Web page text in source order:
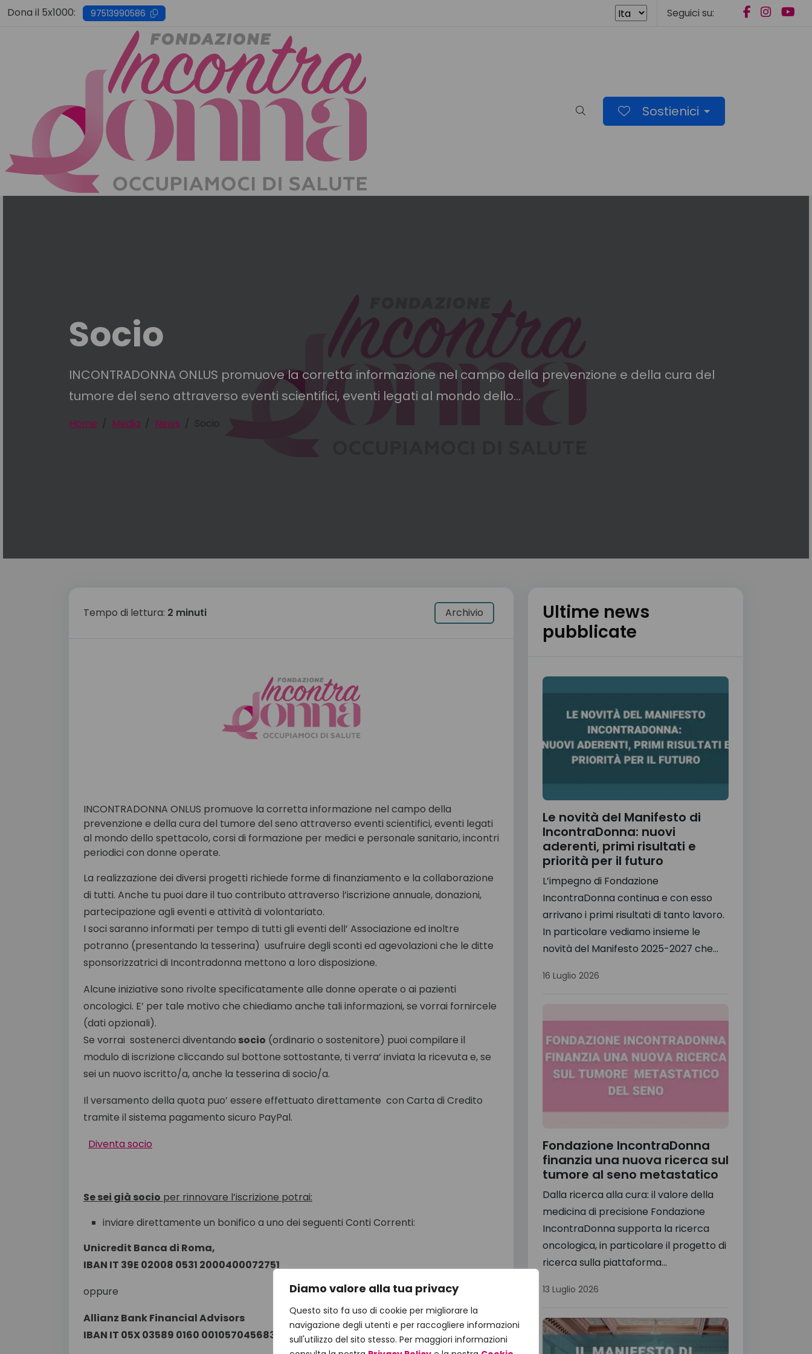
Diamo valore alla tua privacy
Questo sito fa uso di cookie per migliorare la
navigazione degli utenti e per raccogliere informazioni
sull'utilizzo del sito stesso. Per maggiori informazioni
Skip
Dona il 5x1000: 97513990586 Seguici su:
Cerca nel sito
Sostienici
Socio
INCONTRADONNA ONLUS promuove la corretta informazione nel campo della prevenzione e della cura del
tumore del seno attraverso eventi scientifici, eventi legati al mondo dello...
Home Media News Socio
Tempo di lettura: 2 minuti Archivio
INCONTRADONNA ONLUS promuove la corretta informazione nel campo della
prevenzione e della cura del tumore del seno attraverso eventi scientifici, eventi legati
al mondo dello spettacolo, corsi di formazione per medici e personale sanitario, incontri
periodici con donne operate.
La realizzazione dei diversi progetti richiede forme di finanziamento e la collaborazione
di tutti. Anche tu puoi dare il tuo contributo attraverso l’iscrizione annuale, donazioni,
partecipazione agli eventi e attività di volontariato.
I soci saranno informati per tempo di tutti gli eventi dell’ Associazione ed inoltre
potranno (presentando la tesserina) usufruire degli sconti ed agevolazioni che le ditte
sponsorizzatrici di Incontradonna mettono a loro disposizione.
Alcune iniziative sono rivolte specificatamente alle donne operate o ai pazienti
oncologici. E’ per tale motivo che chiediamo anche tali informazioni, se vorrai fornircele
(dati opzionali).
Se vorrai sostenerci diventando socio (ordinario o sostenitore) puoi compilare il
modulo di iscrizione cliccando sul bottone sottostante, ti verra’ inviata la ricevuta e, se
sei un nuovo iscritto/a, anche la tesserina di socio/a.
Il versamento della quota puo’ essere effettuato direttamente con Carta di Credito
tramite il sistema pagamento sicuro PayPal.
Diventa socio
Se sei già socio per rinnovare l’iscrizione potrai:
inviare direttamente un bonifico a uno dei seguenti Conti Correnti:
Unicredit Banca di Roma,
IBAN IT 39E 02008 0531 2000400072751
oppure
Allianz Bank Financial Advisors
IBAN IT 05X 03589 0160 0010570456835
Ultime news
pubblicate
Le novità del Manifesto di
IncontraDonna: nuovi
aderenti, primi risultati e
priorità per il futuro
L’impegno di Fondazione
IncontraDonna continua e con esso
arrivano i primi risultati di tanto lavoro.
In particolare vediamo insieme le
novità del Manifesto 2025-2027 che...
16 Luglio 2026
Fondazione IncontraDonna
finanzia una nuova ricerca sul
tumore al seno metastatico
Dalla ricerca alla cura: il valore della
medicina di precisione Fondazione
IncontraDonna supporta la ricerca
oncologica, in particolare il progetto di
ricerca sulla piattaforma...
13 Luglio 2026